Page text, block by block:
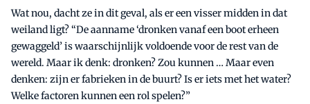
Wat nou, dacht ze in dit geval, als er een visser midden in dat
weiland ligt? “De aanname ‘dronken vanaf een boot erheen
gewaggeld’ is waarschijnlijk voldoende voor de rest van de
wereld. Maar ik denk: dronken? Zou kunnen … Maar even
denken: zijn er fabrieken in de buurt? Is er iets met het water?
Welke factoren kunnen een rol spelen?”